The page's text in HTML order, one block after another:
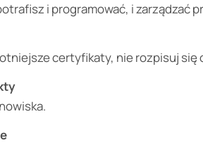
i programować, i zarządzać
certyfikaty, nie rozpisuj się